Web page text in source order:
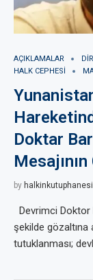
AÇIKLAMALAR
HALK CEPHESI
Doktar
by halkinkutuphanesi
Devrimci Doktor
şekilde gözaltına
tutuklanması;